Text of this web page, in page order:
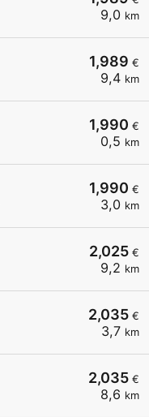
9,0 km
1,989 €
9,4 km
1,990 €
0,5 km
1,990 €
3,0 km
2,025 €
9,2 km
2,035 €
3,7 km
2,035 €
8,6 km